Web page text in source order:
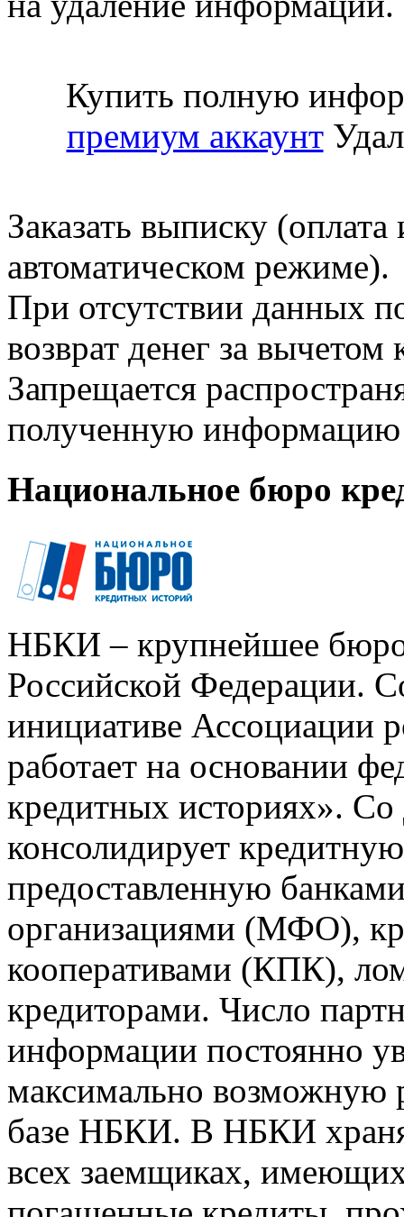
Купить полную
премиум аккаунт
Заказать выписку
автоматическом режиме).
При отсутствии данных
возврат денег за
Запрещается
полученную информацию
Национальное бюро
НБКИ – крупнейшее
Российской Федерации.
инициативе Ассоциации
работает на основании
кредитных историях».
консолидирует
предоставленную
организациями (МФО),
кооперативами (КПК),
кредиторами. Число
информации постоянно
максимально возможную
базе НБКИ. В НБКИ
всех заемщиках,